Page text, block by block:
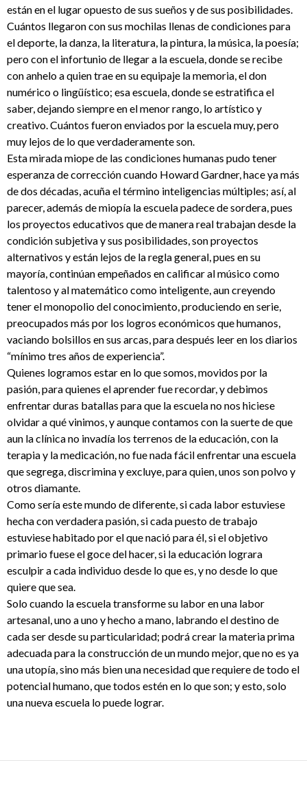
están en el lugar opuesto de sus sueños y de sus posibilidades.
Cuántos llegaron con sus mochilas llenas de condiciones para
el deporte, la danza, la literatura, la pintura, la música, la poesía;
pero con el infortunio de llegar a la escuela, donde se recibe
con anhelo a quien trae en su equipaje la memoria, el don
numérico o lingüístico; esa escuela, donde se estratifica el
saber, dejando siempre en el menor rango, lo artístico y
creativo. Cuántos fueron enviados por la escuela muy, pero
muy lejos de lo que verdaderamente son.
Esta mirada miope de las condiciones humanas pudo tener
esperanza de corrección cuando Howard Gardner, hace ya más
de dos décadas, acuña el término inteligencias múltiples; así, al
parecer, además de miopía la escuela padece de sordera, pues
los proyectos educativos que de manera real trabajan desde la
condición subjetiva y sus posibilidades, son proyectos
alternativos y están lejos de la regla general, pues en su
mayoría, continúan empeñados en calificar al músico como
talentoso y al matemático como inteligente, aun creyendo
tener el monopolio del conocimiento, produciendo en serie,
preocupados más por los logros económicos que humanos,
vaciando bolsillos en sus arcas, para después leer en los diarios
“mínimo tres años de experiencia”.
Quienes logramos estar en lo que somos, movidos por la
pasión, para quienes el aprender fue recordar, y debimos
enfrentar duras batallas para que la escuela no nos hiciese
olvidar a qué vinimos, y aunque contamos con la suerte de que
aun la clínica no invadía los terrenos de la educación, con la
terapia y la medicación, no fue nada fácil enfrentar una escuela
que segrega, discrimina y excluye, para quien, unos son polvo y
otros diamante.
Como sería este mundo de diferente, si cada labor estuviese
hecha con verdadera pasión, si cada puesto de trabajo
estuviese habitado por el que nació para él, si el objetivo
primario fuese el goce del hacer, si la educación lograra
esculpir a cada individuo desde lo que es, y no desde lo que
quiere que sea.
Solo cuando la escuela transforme su labor en una labor
artesanal, uno a uno y hecho a mano, labrando el destino de
cada ser desde su particularidad; podrá crear la materia prima
adecuada para la construcción de un mundo mejor, que no es ya
una utopía, sino más bien una necesidad que requiere de todo el
potencial humano, que todos estén en lo que son; y esto, solo
una nueva escuela lo puede lograr.